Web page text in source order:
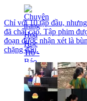
Chỉ với 10 tập đầu,
đã chất cao. Tập phim
đoạn được nhận xét là
chặng đầu.